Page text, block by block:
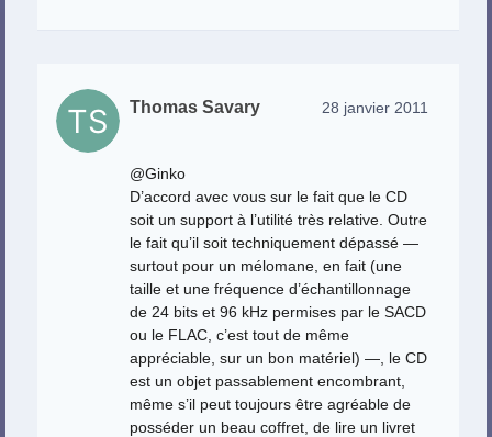
Thomas Savary 28 janvier 2011
@Ginko
D’accord avec vous sur le fait que le CD
soit un support à l’utilité très relative. Outre
le fait qu’il soit techniquement dépassé —
surtout pour un mélomane, en fait (une
taille et une fréquence d’échantillonnage
de 24 bits et 96 kHz permises par le SACD
ou le FLAC, c’est tout de même
appréciable, sur un bon matériel) —, le CD
est un objet passablement encombrant,
même s’il peut toujours être agréable de
posséder un beau coffret, de lire un livret